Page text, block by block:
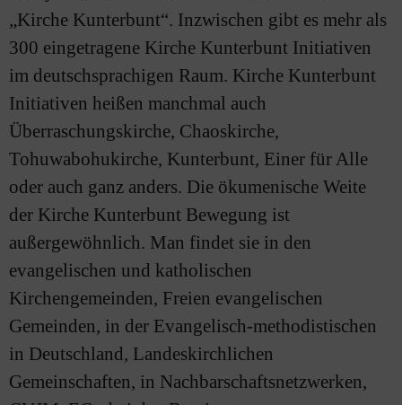
„Kirche Kunterbunt“. Inzwischen gibt es mehr als
300 eingetragene Kirche Kunterbunt Initiativen
im deutschsprachigen Raum. Kirche Kunterbunt
Initiativen heißen manchmal auch
Überraschungskirche, Chaoskirche,
Tohuwabohukirche, Kunterbunt, Einer für Alle
oder auch ganz anders. Die ökumenische Weite
der Kirche Kunterbunt Bewegung ist
außergewöhnlich. Man findet sie in den
evangelischen und katholischen
Kirchengemeinden, Freien evangelischen
Gemeinden, in der Evangelisch-methodistischen
in Deutschland, Landeskirchlichen
Gemeinschaften, in Nachbarschaftsnetzwerken,